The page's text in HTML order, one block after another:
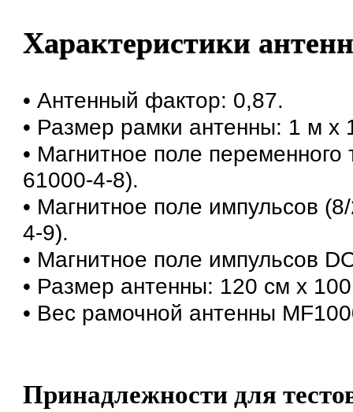
Характеристики
• Антенный фактор: 0,87.
• Размер рамки антенны: 1 м х
• Магнитное поле
61000-4-8).
• Магнитное поле импульсов
4-9).
• Магнитное поле импульсов
• Размер антенны: 120 см x
• Вес рамочной антенны
Принадлежности для